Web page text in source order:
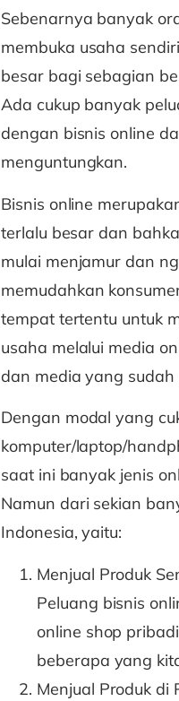
Sebenarnya banyak
membuka usaha
besar bagi sebagian
Ada cukup banyak
dengan bisnis online
menguntungkan.
Bisnis online
terlalu besar dan
mulai menjamur dan
memudahkan
tempat tertentu untuk
usaha melalui media
dan media yang sudah
Dengan modal yang
komputer/laptop/
saat ini banyak jenis
Namun dari sekian
Indonesia, yaitu:
Menjual Produk
Peluang bisnis
online shop
beberapa yang
Menjual Produk di